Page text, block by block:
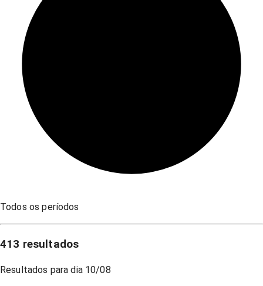
Todos os períodos
413 resultados
Resultados para dia 10/08